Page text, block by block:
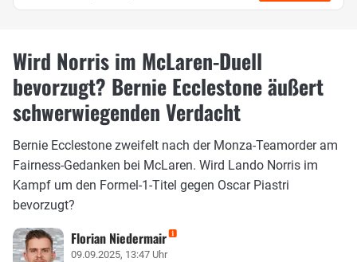
Wird Norris im McLaren-Duell
bevorzugt? Bernie Ecclestone äußert
schwerwiegenden Verdacht
Bernie Ecclestone zweifelt nach der Monza-Teamorder am
Fairness-Gedanken bei McLaren. Wird Lando Norris im
Kampf um den Formel-1-Titel gegen Oscar Piastri
bevorzugt?
Florian Niedermair
09.09.2025, 13:47 Uhr